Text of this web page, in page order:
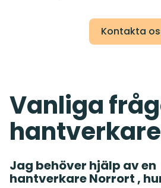
Kontakta
Vanliga
Jag behöver hjälp av en
hantverkare Norrort ,